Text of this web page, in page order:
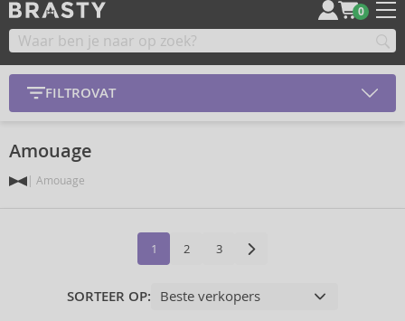
0
FILTROVAT
Amouage
Amouage
1 2 3
SORTEER OP: